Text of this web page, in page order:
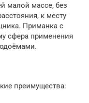
малой массе, без
к месту
Приманка с
сфера применения
преимущества: